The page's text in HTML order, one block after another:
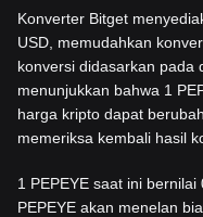
Konverter Bitget
USD, memudahkan
konversi didasarkan pada
menunjukkan bahwa 1
harga kripto dapat
memeriksa kembali hasil
1 PEPEYE saat ini
PEPEYE akan menelan